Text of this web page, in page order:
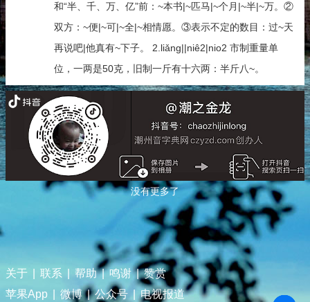
和“半、千、万、亿”前：~本书|~匹马|~个月|~半|~万。②
双方：~便|~可|~全|~相情愿。③表示不定的数目：过~天
再说吧|他真有~下子。 2.liǎng||niê2|nio2 市制重量单
位，一两是50克，旧制一斤有十六两：半斤八~。
没有更多了
关于 联系 帮助 | 鸣谢 | 赞赏
苹果App
微博 | 公众号 电视报道